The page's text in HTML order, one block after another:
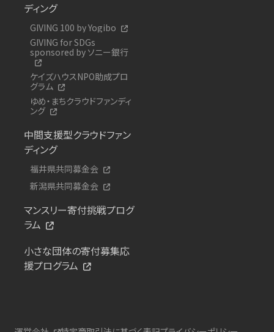
ディング
GIVING 100 by Yogibo
GIVING for SDGs
sponsored by ソニー銀行
ケイズハウスNPO助成プロ
グラム
ゆめ・まちクラウドファンディ
ング
中間支援型クラウドファン
ディング
福井県共同募金会
新潟県共同募金会
マンスリー寄付挑戦プログ
ラム
小さな団体の寄付募集応
援プログラム